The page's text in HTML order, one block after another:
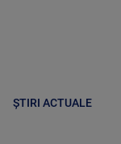
ȘTIRI ACTUALE